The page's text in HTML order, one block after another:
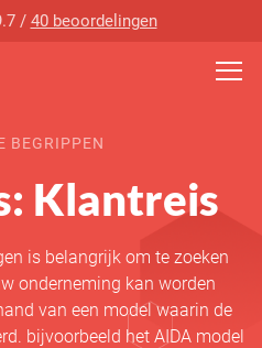
/ 40 beoordelingen
BEGRIPPEN
Klantreis
is belangrijk om te zoeken
onderneming kan worden
van een model waarin de
bijvoorbeeld het AIDA model